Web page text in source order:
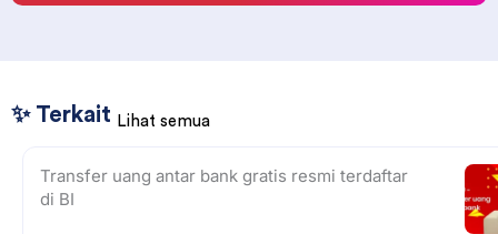
✨ Terkait Lihat semua
Transfer uang antar bank gratis resmi terdaftar
di BI